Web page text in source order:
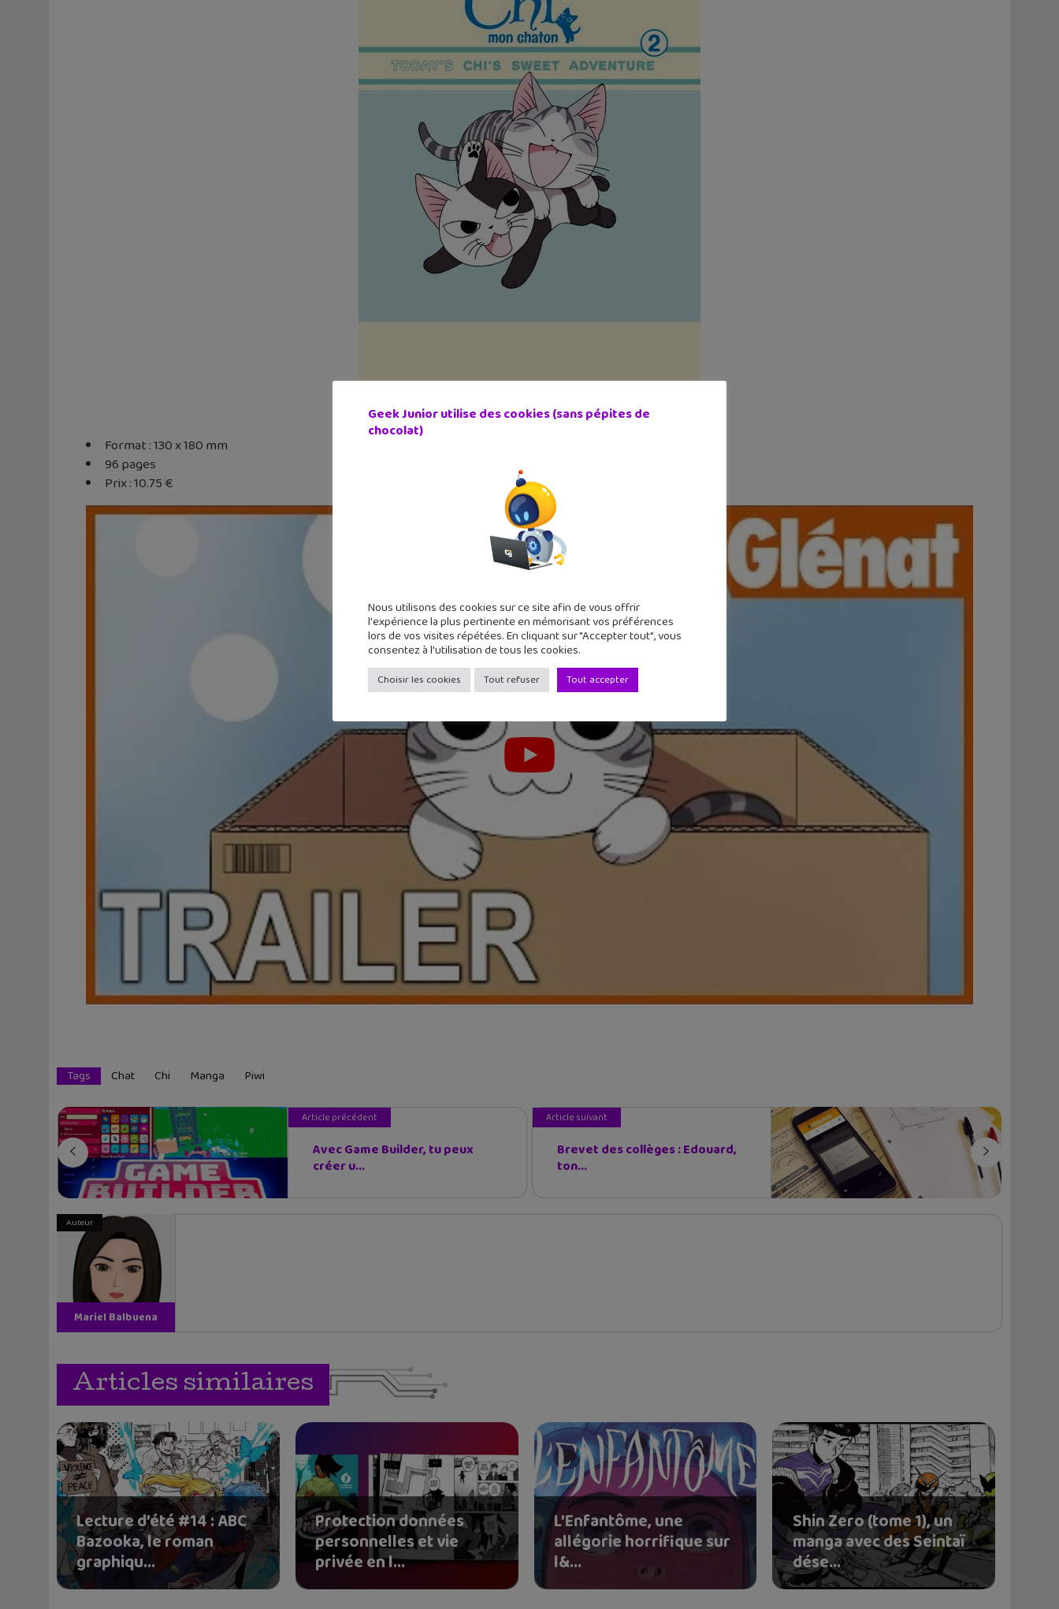
Format : 130 x 180 mm
96 pages
Prix : 10.75 €
Tags Chat Chi Manga Piwi
Article précédent
Avec Game Builder, tu peux
créer u...
Article suivant
Brevet des collèges : Edouard,
ton...
Auteur
Mariel Balbuena
Articles similaires
Lecture d’été #14 : ABC
Bazooka, le roman
graphiqu...
Protection données
personnelles et vie
privée en l...
L’Enfantôme, une
allégorie horrifique sur
l&...
Shin Zero (tome 1), un
manga avec des Seintaï
dése...
Geek Junior utilise des cookies (sans pépites de
chocolat)
Nous utilisons des cookies sur ce site afin de vous offrir
l'expérience la plus pertinente en mémorisant vos préférences
lors de vos visites répétées. En cliquant sur "Accepter tout", vous
consentez à l'utilisation de tous les cookies.
Choisir les cookies Tout refuser Tout accepter